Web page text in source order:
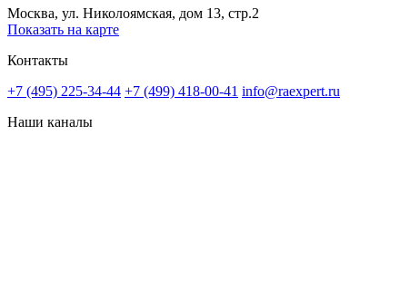
Москва, ул. Николоямская, дом 13, стр.2
Показать на карте
Контакты
+7 (495) 225-34-44 +7 (499) 418-00-41 info@raexpert.ru
Наши каналы